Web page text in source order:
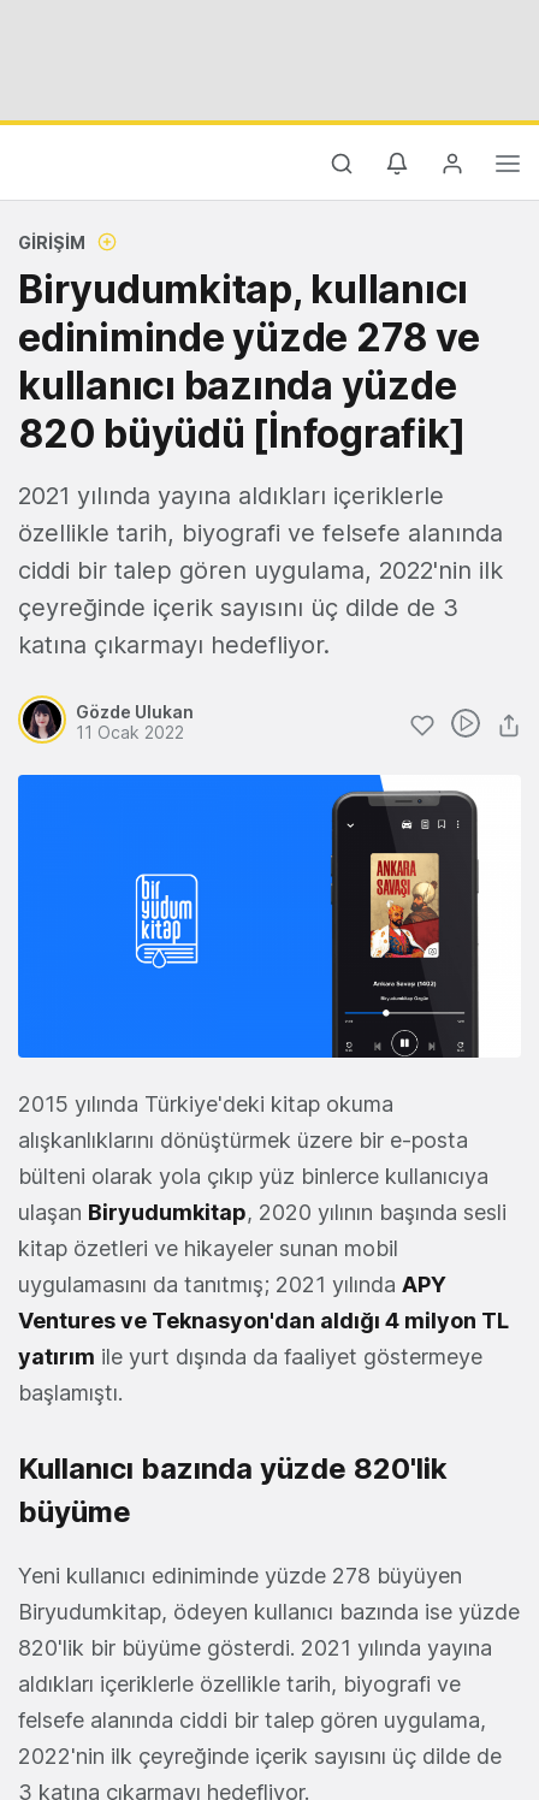
GIRIŞIM
Biryudumkitap, kullanıcı
ediniminde yüzde 278 ve
kullanıcı bazında yüzde
820 büyüdü [İnfografik]
2021 yılında yayına aldıkları içeriklerle
özellikle tarih, biyografi ve felsefe alanında
ciddi bir talep gören uygulama, 2022'nin ilk
çeyreğinde içerik sayısını üç dilde de 3
katına çıkarmayı hedefliyor.
Gözde Ulukan
11 Ocak 2022
2015 yılında Türkiye'deki kitap okuma
alışkanlıklarını dönüştürmek üzere bir e-posta
bülteni olarak yola çıkıp yüz binlerce kullanıcıya
ulaşan Biryudumkitap, 2020 yılının başında sesli
kitap özetleri ve hikayeler sunan mobil
uygulamasını da tanıtmış; 2021 yılında APY
Ventures ve Teknasyon'dan aldığı 4 milyon TL
yatırım ile yurt dışında da faaliyet göstermeye
başlamıştı.
Kullanıcı bazında yüzde 820'lik
büyüme
Yeni kullanıcı ediniminde yüzde 278 büyüyen
Biryudumkitap, ödeyen kullanıcı bazında ise yüzde
820'lik bir büyüme gösterdi. 2021 yılında yayına
aldıkları içeriklerle özellikle tarih, biyografi ve
felsefe alanında ciddi bir talep gören uygulama,
2022'nin ilk çeyreğinde içerik sayısını üç dilde de
3 katına çıkarmayı hedefliyor.